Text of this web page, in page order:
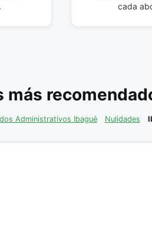
cada
Administrativos Ibagué Nulidades